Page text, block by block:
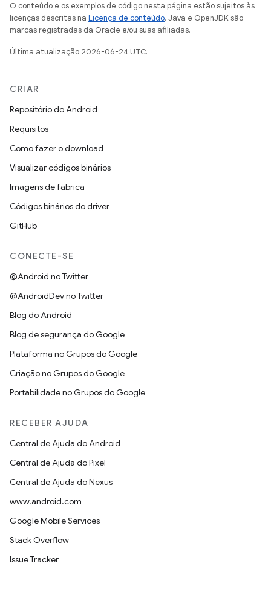
O conteúdo e os exemplos de código nesta página estão sujeitos às
licenças descritas na Licença de conteúdo. Java e OpenJDK são
marcas registradas da Oracle e/ou suas afiliadas.
Última atualização 2026-06-24 UTC.
CRIAR
Repositório do Android
Requisitos
Como fazer o download
Visualizar códigos binários
Imagens de fábrica
Códigos binários do driver
GitHub
CONECTE-SE
@Android no Twitter
@AndroidDev no Twitter
Blog do Android
Blog de segurança do Google
Plataforma no Grupos do Google
Criação no Grupos do Google
Portabilidade no Grupos do Google
RECEBER AJUDA
Central de Ajuda do Android
Central de Ajuda do Pixel
Central de Ajuda do Nexus
www.android.com
Google Mobile Services
Stack Overflow
Issue Tracker